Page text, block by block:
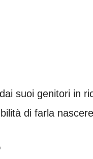
suoi genitori in
di farla